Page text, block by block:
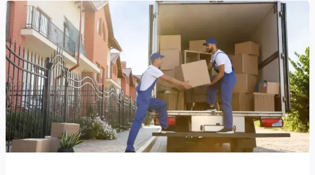
أفضل
شركة
نقل
عفش
بالكويت
:
دليلك
لاختيار